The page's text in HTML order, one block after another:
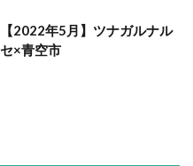
【2022年5月】ツナガルナル
セ×青空市